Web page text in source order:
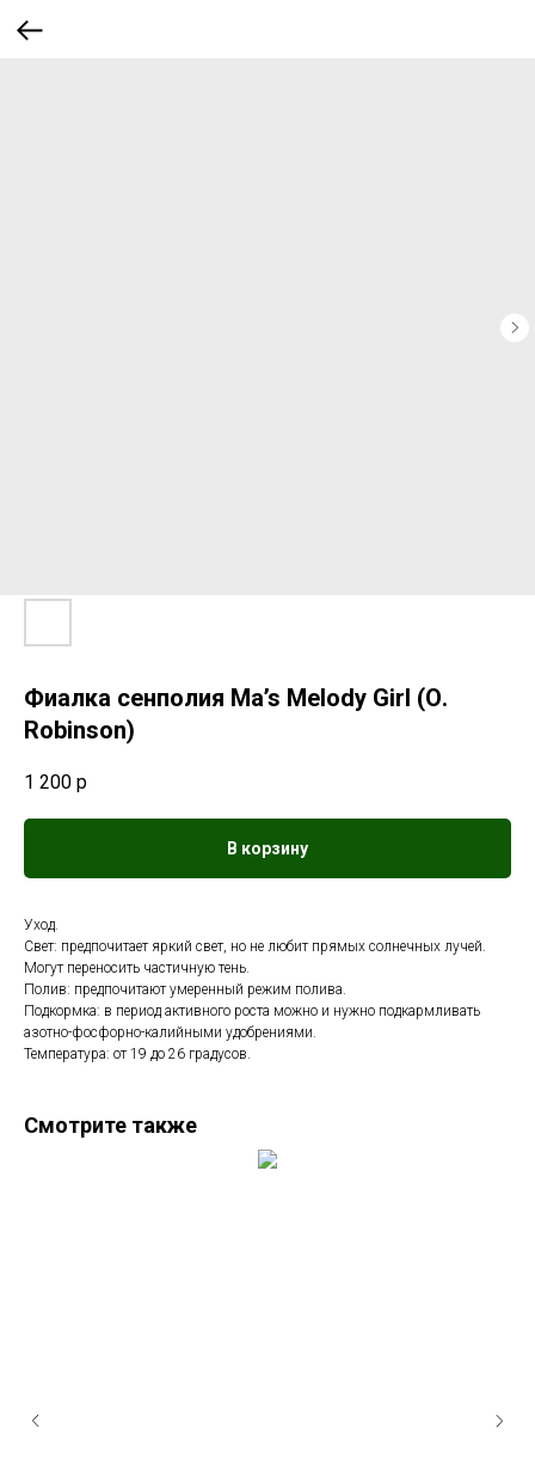
Фиалка сенполия Ma’s Melody Girl (О.
Robinson)
1 200 р
В корзину
Уход.
Свет: предпочитает яркий свет, но не любит прямых солнечных лучей.
Могут переносить частичную тень.
Полив: предпочитают умеренный режим полива.
Подкормка: в период активного роста можно и нужно подкармливать
азотно-фосфорно-калийными удобрениями.
Температура: от 19 до 26 градусов.
Смотрите также